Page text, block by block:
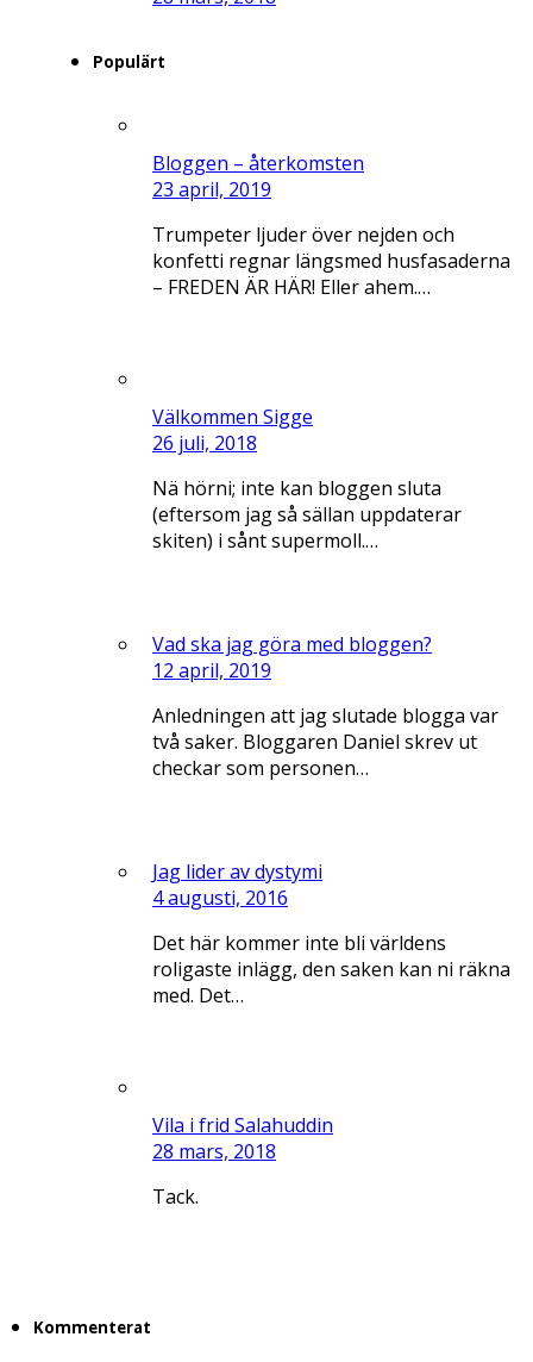
Populärt
Bloggen – återkomsten
23 april, 2019
Trumpeter ljuder över nejden och
konfetti regnar längsmed husfasaderna
– FREDEN ÄR HÄR! Eller ahem.…
Välkommen Sigge
26 juli, 2018
Nä hörni; inte kan bloggen sluta
(eftersom jag så sällan uppdaterar
skiten) i sånt supermoll.…
Vad ska jag göra med bloggen?
12 april, 2019
Anledningen att jag slutade blogga var
två saker. Bloggaren Daniel skrev ut
checkar som personen…
Jag lider av dystymi
4 augusti, 2016
Det här kommer inte bli världens
roligaste inlägg, den saken kan ni räkna
med. Det…
Vila i frid Salahuddin
28 mars, 2018
Tack.
Kommenterat